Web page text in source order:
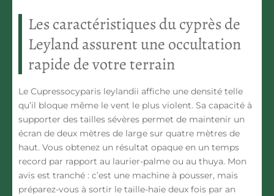
Les caractéristiques du cyprès de
Leyland assurent une occultation
rapide de votre terrain
Le Cupressocyparis leylandii affiche une densité telle
qu’il bloque même le vent le plus violent. Sa capacité à
supporter des tailles sévères permet de maintenir un
écran de deux mètres de large sur quatre mètres de
haut. Vous obtenez un résultat opaque en un temps
record par rapport au laurier-palme ou au thuya. Mon
avis est tranché : c’est une machine à pousser, mais
préparez-vous à sortir le taille-haie deux fois par an